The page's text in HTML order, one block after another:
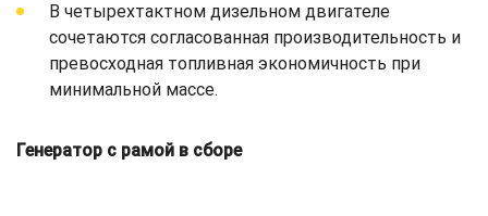
В четырехтактном дизельном двигателе
сочетаются согласованная производительность и
превосходная топливная экономичность при
минимальной массе.
Генератор с рамой в сборе